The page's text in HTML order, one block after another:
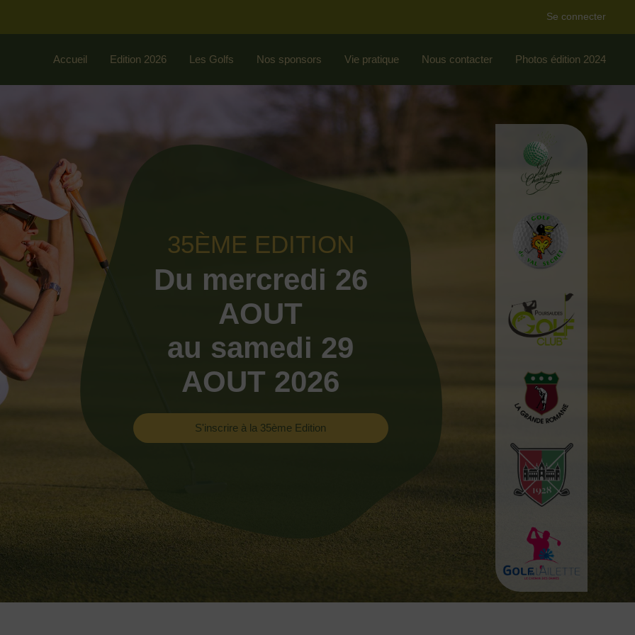
Se connecter
Accueil Edition 2026 Les Golfs Nos sponsors Vie pratique Nous contacter Photos édition 2024
35ÈME EDITION
Du mercredi 26
AOUT
au samedi 29
AOUT 2026
S'inscrire à la 35ème Edition